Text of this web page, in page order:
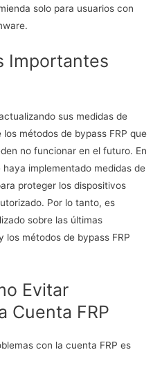
solo para usuarios con
Importantes
sus medidas de
métodos de bypass FRP que
no funcionar en el futuro. En
implementado medidas de
proteger los dispositivos
Por lo tanto, es
sobre las últimas
los métodos de bypass FRP
Evitar
Cuenta FRP
con la cuenta FRP es